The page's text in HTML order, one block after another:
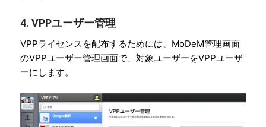
4. VPPユーザー管理
VPPライセンスを配布するためには、MoDeM管理画面
のVPPユーザー管理画面で、対象ユーザーをVPPユーザ
ーにします。